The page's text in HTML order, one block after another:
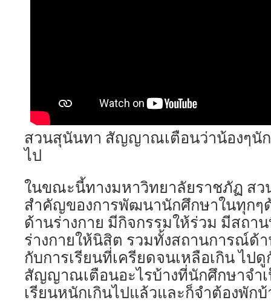
สวนสุนันทา สัญญาณเตือนว่าน้องๆนั
ไป
ในขณะนี้ทางมหาวิทยาลัยราชภัฏ สว
สำคัญของการพัฒนานักศึกษาในทุกๆด้
ด้านร่างกาย มีกิจกรรมให้ร่วม มีสถา
ร่างกายให้นิสิต รวมทั้งสถานการณ์ด้า
กับการเรียนที่เครียดจนเหลือเกิน ไป
สัญญาณเตือนอะไรบ้างที่นักศึกษาจำ
เรียนหนักเกินไปแล้วและก็จำต้องพักบ้